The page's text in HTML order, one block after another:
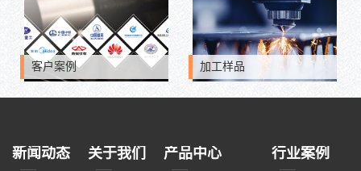
客户案例 加工样品
新闻动态 关于我们 产品中心 行业案例